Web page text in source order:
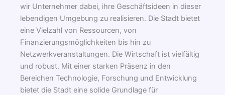
wir Unternehmer dabei, ihre Geschäftsideen in dieser
lebendigen Umgebung zu realisieren. Die Stadt bietet
eine Vielzahl von Ressourcen, von
Finanzierungsmöglichkeiten bis hin zu
Netzwerkveranstaltungen. Die Wirtschaft ist vielfältig
und robust. Mit einer starken Präsenz in den
Bereichen Technologie, Forschung und Entwicklung
bietet die Stadt eine solide Grundlage für